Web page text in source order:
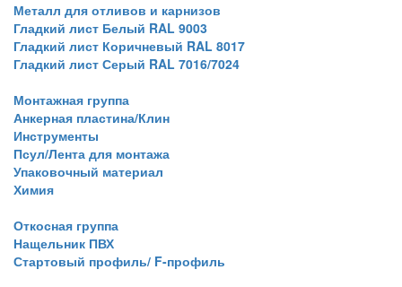
Металл для отливов и карнизов
Гладкий лист Белый RAL 9003
Гладкий лист Коричневый RAL 8017
Гладкий лист Серый RAL 7016/7024
Монтажная группа
Анкерная пластина/Клин
Инструменты
Псул/Лента для монтажа
Упаковочный материал
Химия
Откосная группа
Нащельник ПВХ
Стартовый профиль/ F-профиль